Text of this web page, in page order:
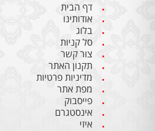
דף הבית
אודותינו
בלוג
סל קניות
צור קשר
תקנון האתר
מדיניות פרטיות
מפת אתר
פייסבוק
אינסטגרם
איזי